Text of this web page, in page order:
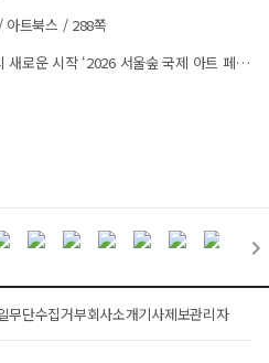
트북스 / 288쪽
성동미술협회, 문화예술 축제의 새로운 시작 ‘2026 서울숲 국제 아트 페스타’ 개최
무단수집거부회사소개기사제보관리자